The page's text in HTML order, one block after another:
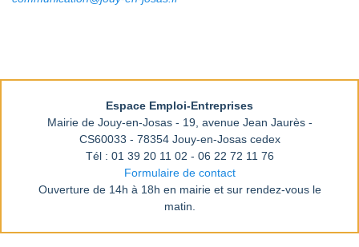
Espace Emploi-Entreprises
Mairie de Jouy-en-Josas - 19, avenue Jean Jaurès -
CS60033 - 78354 Jouy-en-Josas cedex
Tél : 01 39 20 11 02 - 06 22 72 11 76
Formulaire de contact
Ouverture de 14h à 18h en mairie et sur rendez-vous le
matin.